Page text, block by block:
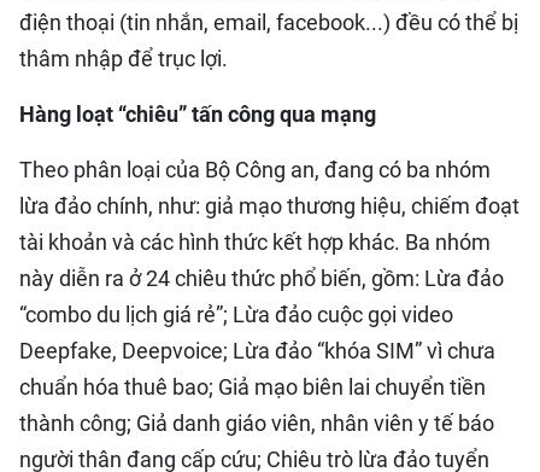
điện thoại (tin nhắn, email, facebook...) đều có thể bị
thâm nhập để trục lợi.
Hàng loạt “chiêu” tấn công qua mạng
Theo phân loại của Bộ Công an, đang có ba nhóm
lừa đảo chính, như: giả mạo thương hiệu, chiếm đoạt
tài khoản và các hình thức kết hợp khác. Ba nhóm
này diễn ra ở 24 chiêu thức phổ biến, gồm: Lừa đảo
“combo du lịch giá rẻ”; Lừa đảo cuộc gọi video
Deepfake, Deepvoice; Lừa đảo “khóa SIM” vì chưa
chuẩn hóa thuê bao; Giả mạo biên lai chuyển tiền
thành công; Giả danh giáo viên, nhân viên y tế báo
người thân đang cấp cứu; Chiêu trò lừa đảo tuyển